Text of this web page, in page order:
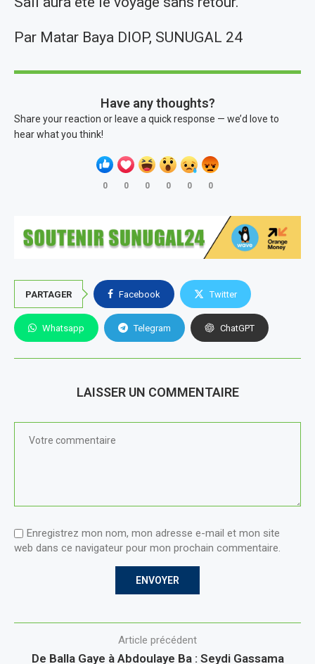
Par Matar Baya DIOP, SUNUGAL 24
Have any thoughts?
Share your reaction or leave a quick response — we’d love to
hear what you think!
0 0 0 0 0 0
PARTAGER Facebook Twitter
Whatsapp Telegram ChatGPT
LAISSER UN COMMENTAIRE
Enregistrez mon nom, mon adresse e-mail et mon site
web dans ce navigateur pour mon prochain commentaire.
Article précédent
De Balla Gaye à Abdoulaye Ba : Seydi Gassama